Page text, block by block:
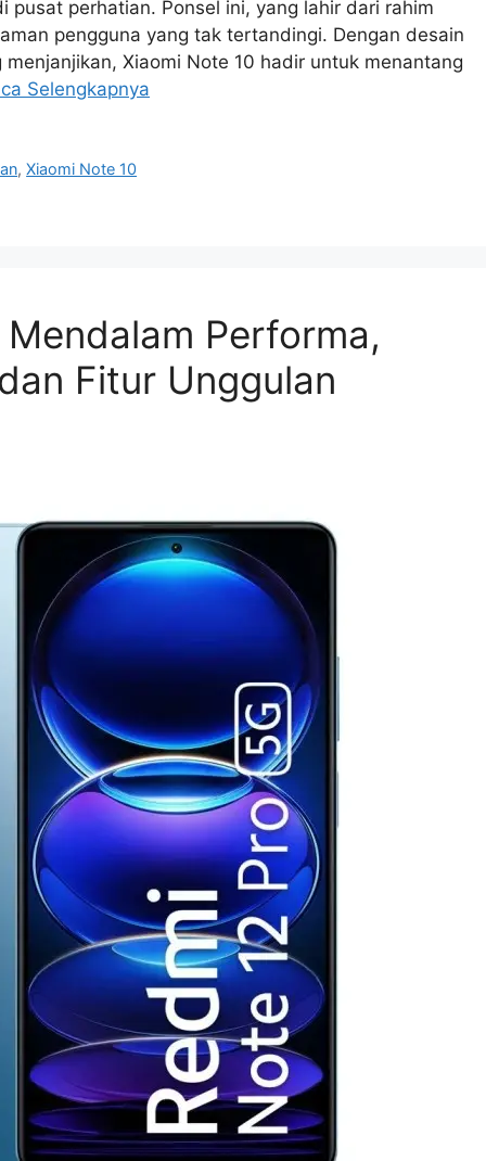
pusat perhatian. Ponsel ini, yang lahir dari rahim
pengguna yang tak tertandingi. Dengan desain
Xiaomi Note 10 hadir untuk menantang
Selengkapnya
,Xiaomi Note 10
Performa,
Fitur Unggulan